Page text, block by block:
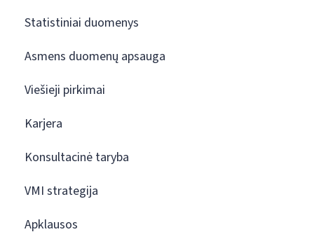
Statistiniai duomenys
Asmens duomenų apsauga
Viešieji pirkimai
Karjera
Konsultacinė taryba
VMI strategija
Apklausos